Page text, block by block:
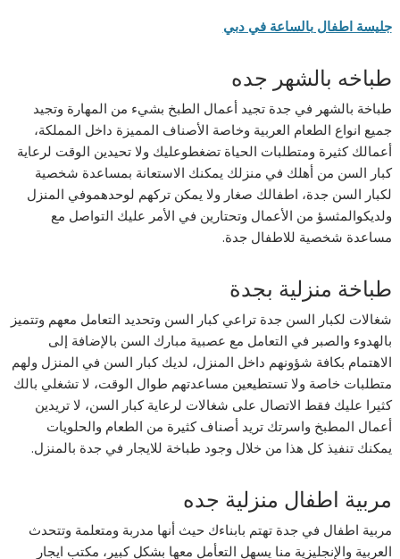
جليسة اطفال بالساعة في دبي
طباخه بالشهر جده
طباخة بالشهر في جدة تجيد أعمال الطبخ بشيء من المهارة وتجيد
جميع انواع الطعام العربية وخاصة الأصناف المميزة داخل المملكة،
أعمالك كثيرة ومتطلبات الحياة تضغطوعليك ولا تحيدين الوقت لرعاية
كبار السن من أهلك في منزلك يمكنك الاستعانة بمساعدة شخصية
لكبار السن جدة، اطفالك صغار ولا يمكن تركهم لوحدهموفي المنزل
ولديكوالمثسؤ من الأعمال وتحتارين في الأمر عليك التواصل مع
مساعدة شخصية للاطفال جدة.
طباخة منزلية بجدة
شغالات لكبار السن جدة تراعي كبار السن وتحديد التعامل معهم وتتميز
بالهدوء والصبر في التعامل مع عصبية مبارك السن بالإضافة إلى
الاهتمام بكافة شؤونهم داخل المنزل، لديك كبار السن في المنزل ولهم
متطلبات خاصة ولا تستطيعين مساعدتهم طوال الوقت، لا تشغلي بالك
كثيرا عليك فقط الاتصال على شغالات لرعاية كبار السن، لا تريدين
أعمال المطبخ واسرتك تريد أصناف كثيرة من الطعام والحلويات
يمكنك تنفيذ كل هذا من خلال وجود طباخة للايجار في جدة بالمنزل.
مربية اطفال منزلية جده
مربية اطفال في جدة تهتم بابناءك حيث أنها مدربة ومتعلمة وتتحدث
العربية والإنجليزية منا يسهل التعأمل معها بشكل كبير، مكتب ايجار